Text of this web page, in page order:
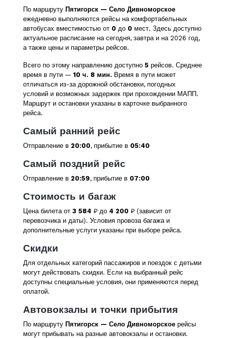
По маршруту Пятигорск — Село Дивноморское
ежедневно выполняются рейсы на комфортабельных
автобусах вместимостью от 0 до 0 мест. Здесь доступно
актуальное расписание на сегодня, завтра и на 2026 год,
а также цены и параметры рейсов.
Всего по этому направлению доступно 5 рейсов. Среднее
время в пути —10 ч. 8 мин. Время в пути может
отличаться из-за дорожной обстановки, погодных
условий и возможных задержек при прохождении МАПП.
Маршрут и остановки указаны в карточке выбранного
рейса.
Самый ранний рейс
Отправление в 20:00, прибытие в 05:40
Самый поздний рейс
Отправление в 20:59, прибытие в 07:00
Стоимость и багаж
Цена билета от 3 584 ₽ до 4 200 ₽ (зависит от
перевозчика и даты). Условия провоза багажа и
дополнительные услуги указаны при выборе рейса.
Скидки
Для отдельных категорий пассажиров и поездок с детьми
могут действовать скидки. Если на выбранный рейс
доступны специальные условия, они применяются перед
оплатой.
Автовокзалы и точки прибытия
По маршруту Пятигорск — Село Дивноморское рейсы
могут прибывать на разные автовокзалы и остановки.